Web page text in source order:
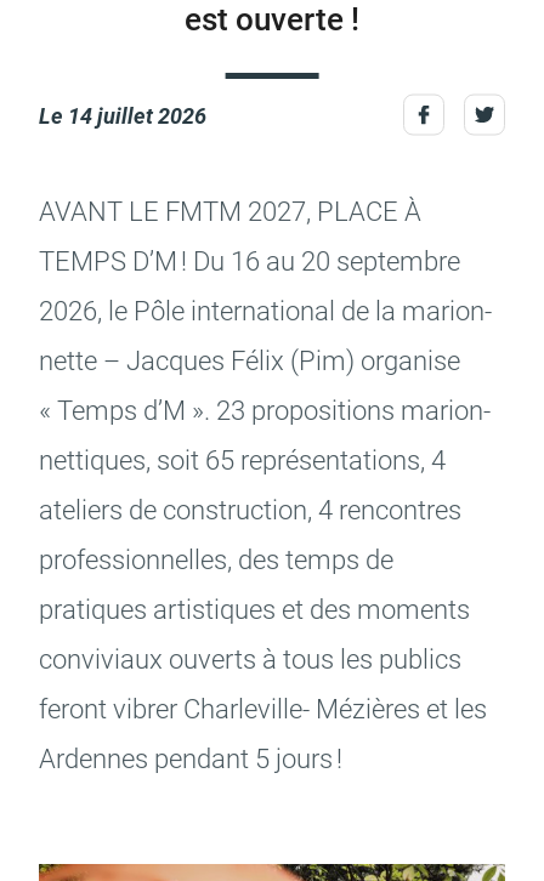
Actes d'état civil Citoyenneté
Marchés publics
Signaler un problème sur
l'espace public
Budget participatif
Archives municipales en
lignes
de l'espace public
des guichets municipaux
est ouverte !
Le 14 juillet 2026
AVANT LE FMTM 2027, PLACE À
TEMPS D’M ! Du 16 au 20 septembre
2026, le Pôle inter­na­tio­nal de la marion­
nette – Jacques Félix (Pim) orga­nise
« Temps d’M ». 23 propo­si­tions marion­
net­tiques, soit 65 repré­sen­ta­tions, 4
ateliers de construc­tion, 4 rencontres
profes­sion­nelles, des temps de
pratiques artis­tiques et des moments
convi­viaux ouverts à tous les publics
feront vibrer Char­le­ville- Mézières et les
Ardennes pendant 5 jours !